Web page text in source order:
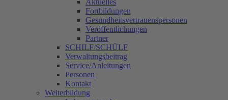
Aktuelles
Fortbildungen
Gesundheitsvertrauenspersonen
Veröffentlichungen
Partner
SCHILF/SCHÜLF
Verwaltungsbeitrag
Service/Anleitungen
Personen
Kontakt
Weiterbildung